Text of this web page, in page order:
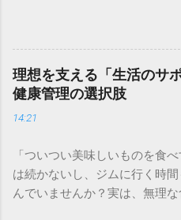
法はあります。長年維持して
メイクをサポートしてくれる
肢をご紹介します。 ✅ 自宅で
体的なメソッド [こちらから無
を見る] ✅ 専門家のサポートで
ニング [プロと一緒に理想の体
で、健康のために何か良い習
何をどう変えればいいのか分
ります。無理な食事制限や極
理想を支える「生活のサ
健康管理の選択肢
14:21
「ついつい美味しいものを食
は続かないし、ジムに行く時
んでいませんか？実は、無理